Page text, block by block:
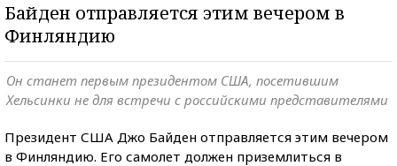
Байден отправляется этим вечером в
Финляндию
Он станет первым президентом США, посетившим
Хельсинки не для встречи с российскими представителями
Президент США Джо Байден отправляется этим вечером
в Финляндию. Его самолет должен приземлиться в